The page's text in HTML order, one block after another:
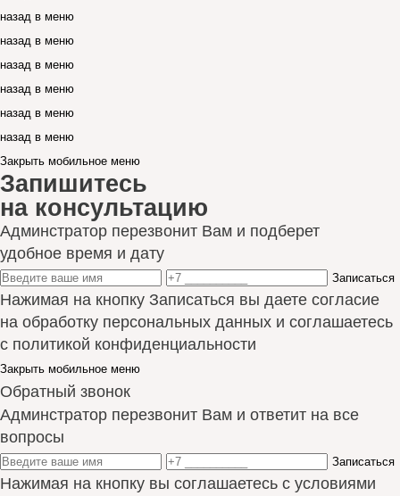
назад в меню
назад в меню
назад в меню
назад в меню
назад в меню
назад в меню
Закрыть мобильное меню
Запишитесь
на консультацию
Админстратор перезвонит Вам и подберет
удобное время и дату
Записаться
Нажимая на кнопку Записаться вы даете согласие
на обработку персональных данных и соглашаетесь
с политикой конфиденциальности
Закрыть мобильное меню
Обратный звонок
Админстратор перезвонит Вам и ответит на все
вопросы
Записаться
Нажимая на кнопку вы соглашаетесь с условиями